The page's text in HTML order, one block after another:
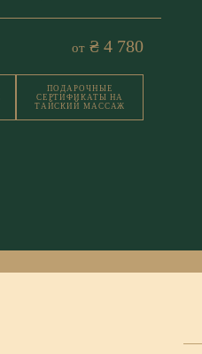
от₴ 4 780
ПОДАРОЧНЫЕ
СЕРТИФИКАТЫ НА
ТАЙСКИЙ МАССАЖ